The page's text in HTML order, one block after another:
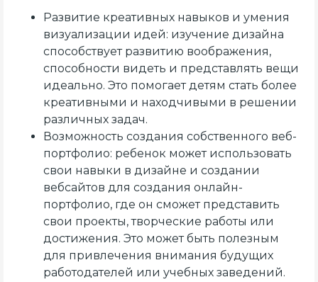
Развитие креативных навыков и умения
визуализации идей: изучение дизайна
способствует развитию воображения,
способности видеть и представлять вещи
идеально. Это помогает детям стать более
креативными и находчивыми в решении
различных задач.
Возможность создания собственного веб-
портфолио: ребенок может использовать
свои навыки в дизайне и создании
вебсайтов для создания онлайн-
портфолио, где он сможет представить
свои проекты, творческие работы или
достижения. Это может быть полезным
для привлечения внимания будущих
работодателей или учебных заведений.